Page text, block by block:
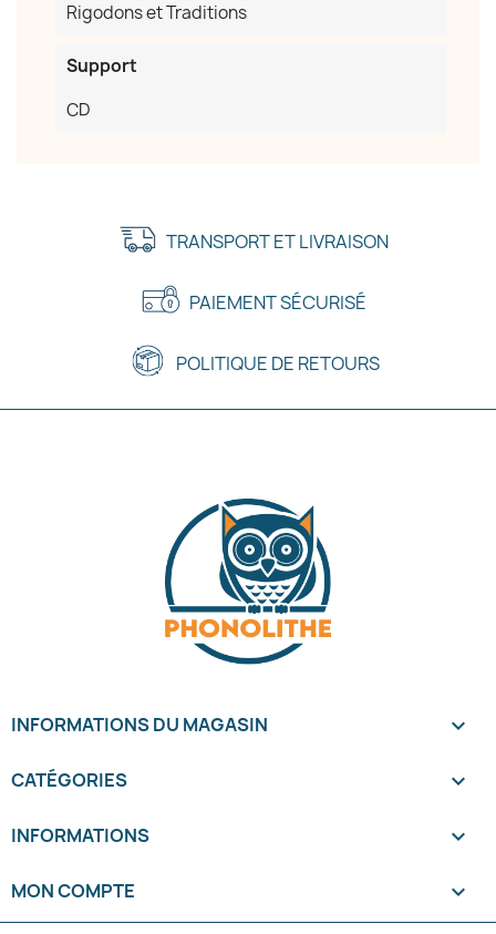
Rigodons et Traditions
Support
CD
TRANSPORT ET LIVRAISON
PAIEMENT SÉCURISÉ
POLITIQUE DE RETOURS
INFORMATIONS DU MAGASIN keyboard_arrow_down
CATÉGORIES 
INFORMATIONS 
MON COMPTE 